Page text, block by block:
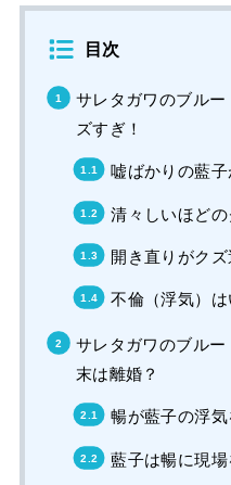
目次
サレタガワのブル
ズすぎ！
嘘ばかりの藍
清々しいほどの
開き直りがク
不倫（浮気）
サレタガワのブル
末は離婚？
暢が藍子の浮
藍子は暢に現